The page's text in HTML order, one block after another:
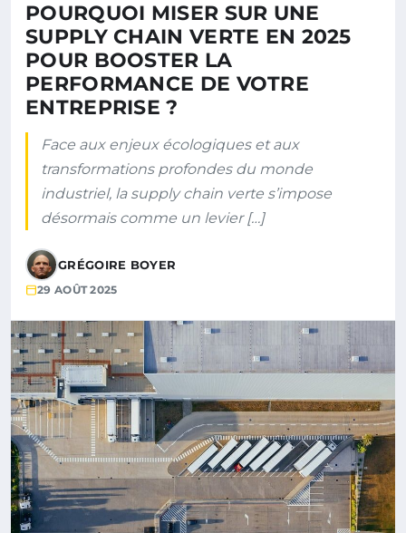
POURQUOI MISER SUR UNE
SUPPLY CHAIN VERTE EN 2025
POUR BOOSTER LA
PERFORMANCE DE VOTRE
ENTREPRISE ?
Face aux enjeux écologiques et aux
transformations profondes du monde
industriel, la supply chain verte s’impose
désormais comme un levier […]
GRÉGOIRE BOYER
29 AOÛT 2025